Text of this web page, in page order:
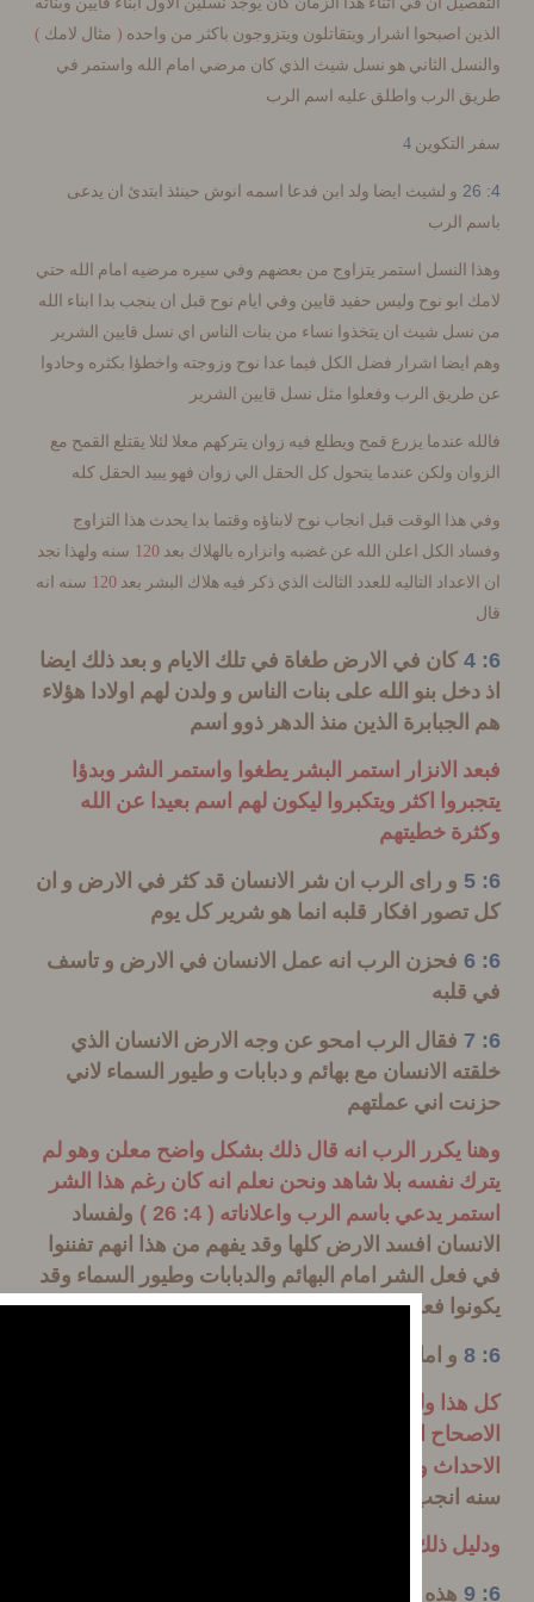
ان في اثناء هذا الزمان كان يوجد نسلين الاول ابناء قايين وبناته
اصبحوا اشرار ويتقاتلون ويتزوجون باكثر من واحده(مثال لامك)
الثاني هو نسل شيث الذي كان مرضي امام الله واستمر في
الرب واطلق عليه اسم الرب
4
و لشيث ايضا ولد ابن فدعا اسمه انوش حينئذ ابتدئ ان يدعى
الرب
النسل استمر يتزاوج من بعضهم وفي سيره مرضيه امام الله حتي
نوح وليس حفيد قايين وفي ايام نوح قبل ان ينجب بدا ابناء الله
شيث ان يتخذوا نساء من بنات الناس اي نسل قايين الشرير
اشرار فضل الكل فيما عدا نوح وزوجته واخطؤا بكثره وحادوا
الرب وفعلوا مثل نسل قايين الشرير
عندما يزرع قمح ويطلع فيه زوان يتركهم معلا لئلا يقتلع القمح مع
ولكن عندما يتحول كل الحقل الي زوان فهو يبيد الحقل كله
الوقت قبل انجاب نوح لابناؤه وقتما بدا يحدث هذا التزاوج
الكل اعلن الله عن غضبه وانزاره بالهلاك بعد120 سنه ولهذا نجد
التاليه للعدد الثالث الذي ذكر فيه هلاك البشر بعد 120 سنه انه
كان في الارض طغاة في تلك الايام و بعد ذلك ايضا
بنو الله على بنات الناس و ولدن لهم اولادا هؤلاء
الذين منذ الدهر ذوو اسم
الانزار استمر البشر يطغوا واستمر الشر وبدؤا
اكثر ويتكبروا ليكون لهم اسم بعيدا عن الله
خطيتهم
و راى الرب ان شر الانسان قد كثر في الارض و ان
افكار قلبه انما هو شرير كل يوم
فحزن الرب انه عمل الانسان في الارض و تاسف
فقال الرب امحو عن وجه الارض الانسان الذي
الانسان مع بهائم و دبابات و طيور السماء لاني
اني عملتهم
يكرر الرب انه قال ذلك بشكل واضح معلن وهو لم
نفسه بلا شاهد ونحن نعلم انه كان رغم هذا الشر
يدعي باسم الرب واعلاناته ( 4: 26 )
ولفساد
افسد الارض كلها وقد يفهم من هذا انهم تفننوا
الشر امام البهائم والدبابات وطيور السماء وقد
فعلوا الشر ببعض البهائم من كثرة شرهم
و اما نوح فوجد نعمة في عيني الرب
ولم ينجب نوح بعد لان الذي تكلم عنه في
الخامس هو اجمالي ولكن هنا يبدا في تفصيل
وتتابعها والامور المحيطه وبعد الانذار بتقريبا
انجب نوح
ذلك يقول
هذه مواليد نوح كان نوح رجلا بارا كاملا في اجياله و